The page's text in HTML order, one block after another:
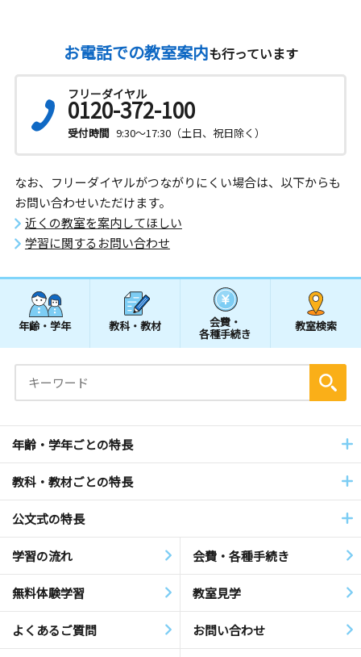
お電話での教室案内も行っています
フリーダイヤル
0120-372-100
受付時間 9:30～17:30（土日、祝日除く）
なお、フリーダイヤルがつながりにくい場合は、以下からも
お問い合わせいただけます。
近くの教室を案内してほしい
学習に関するお問い合わせ
年齢・学年 教科・教材 会費・
各種手続き
教室検索
年齢・学年ごとの特長
教科・教材ごとの特長
公文式の特長
学習の流れ 会費・各種手続き
無料体験学習 教室見学
よくあるご質問 お問い合わせ